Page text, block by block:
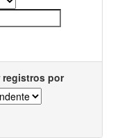
registros por